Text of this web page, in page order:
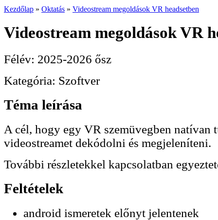
Kezdőlap » Oktatás » Videostream megoldások VR headsetben
Videostream megoldások VR
Félév: 2025-2026 ősz
Kategória: Szoftver
Téma leírása
A cél, hogy egy VR szemüvegben natívan
videostreamet dekódolni és megjeleníteni.
További részletekkel kapcsolatban
Feltételek
android ismeretek előnyt jelentenek